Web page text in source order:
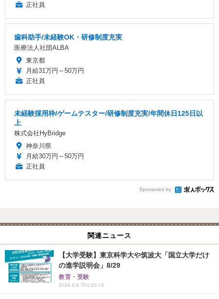
正社員
歯科助手/未経験OK・研修制度充実
医療法人社団ALBA
東京都
月給31万円～50万円
正社員
未経験採用枠/ゲームテスター/研修制度充実/年間休日125日以
上
株式会社HyBridge
神奈川県
月給30万円～50万円
正社員
Sponsored by
関連ニュース
【大学受験】東京科学大や筑波大「国立大学だけ
の進学説明会」8/29
教育・受験
2026.8.6 Thu 23:15